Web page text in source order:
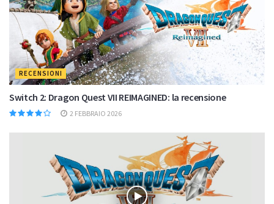
RECENSIONI
Switch 2: Dragon Quest VII REIMAGINED: la recensione
2 FEBBRAIO 2026